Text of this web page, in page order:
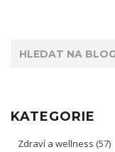
KATEGORIE
Zdraví a wellness (57)